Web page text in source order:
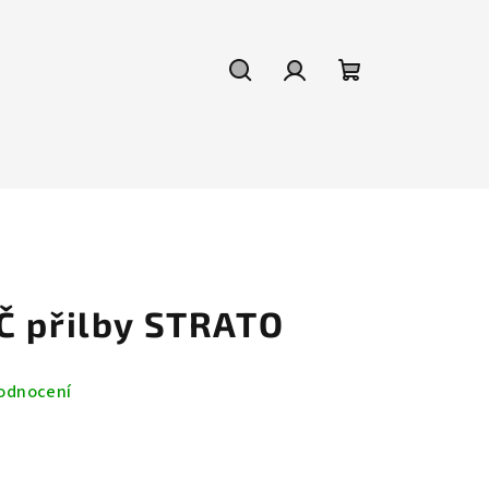
přilby STRATO